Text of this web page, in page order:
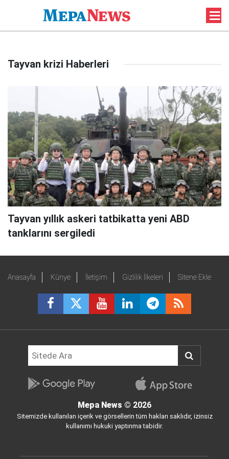
Tayvan krizi Haberleri
Tayvan yıllık askeri tatbikatta yeni ABD
tanklarını sergiledi
Anasayfa Künye İletişim Gizlilik İlkeleri Sitene Ekle
Mepa News © 2026
Sitemizde kullanılan içerik ve görsellerin tüm hakları saklıdır, izinsiz
kullanımı hukuki yaptırıma tabidir.